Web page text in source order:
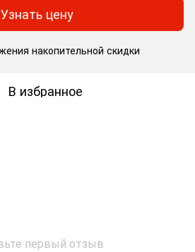
Узнать цену
накопительной скидки
В избранное
первый отзыв